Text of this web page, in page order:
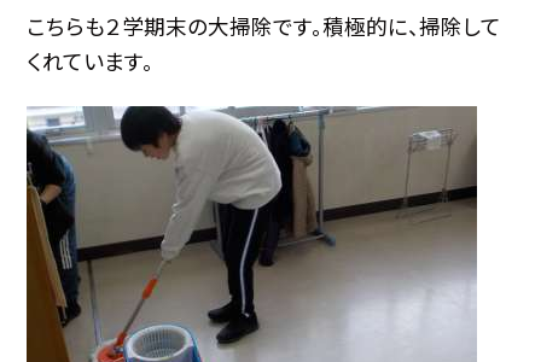
こちらも２学期末の大掃除です。積極的に、掃除して
くれています。